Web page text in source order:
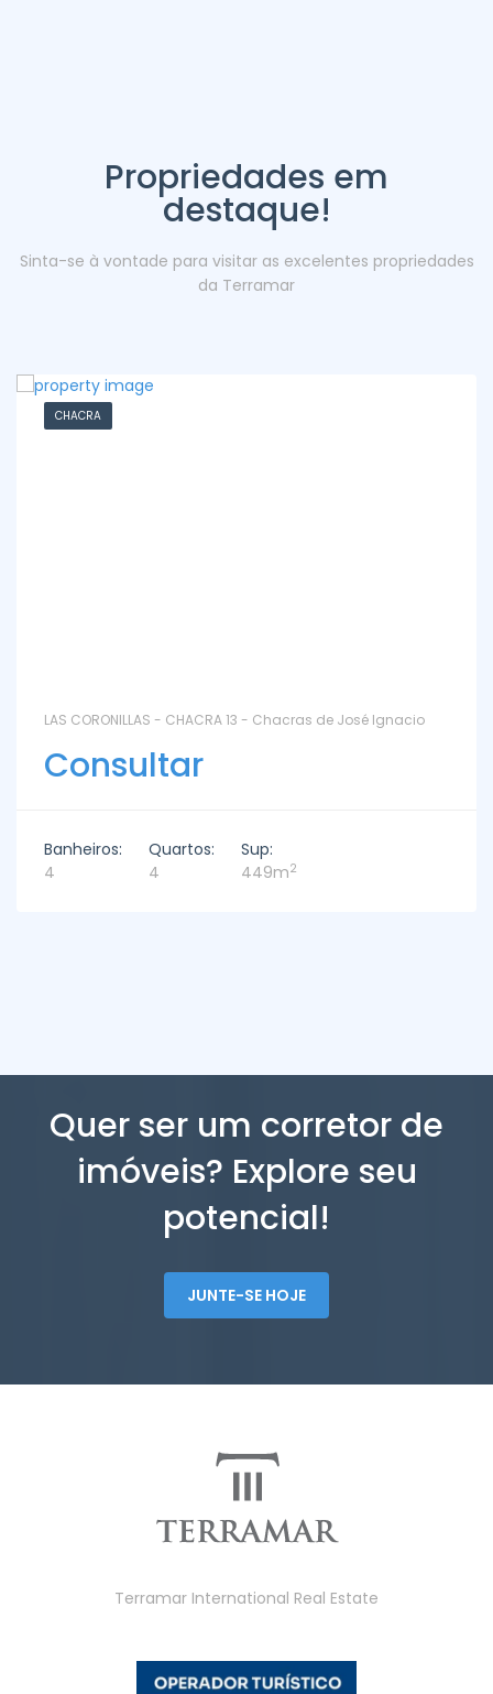
Propriedades em
destaque!
Sinta-se à vontade para visitar as excelentes propriedades
da Terramar
CHACRA
LAS CORONILLAS - CHACRA 13 - Chacras de José Ignacio
Consultar
Banheiros:
4
Quartos:
4
Sup:
449m2
Quer ser um corretor de
imóveis? Explore seu
potencial!
JUNTE-SE HOJE
Terramar International Real Estate